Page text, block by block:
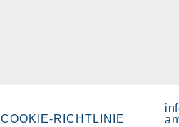
COOKIE-RICHTLINIE